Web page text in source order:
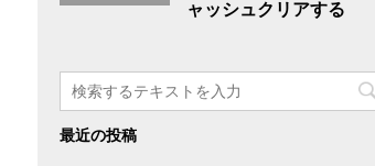
ャッシュクリアする
最近の投稿